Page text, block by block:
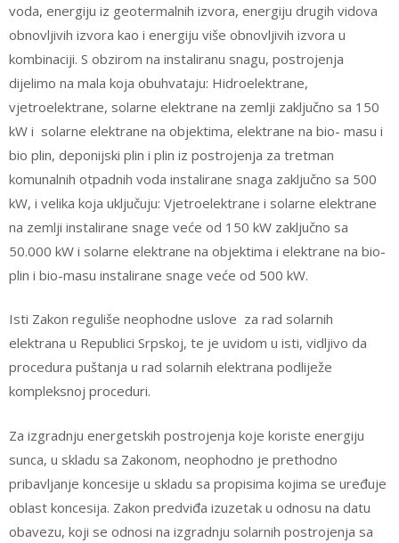
voda, energiju iz geotermalnih izvora, energiju drugih vidova
obnovljivih izvora kao i energiju više obnovljivih izvora u
kombinaciji. S obzirom na instaliranu snagu, postrojenja
dijelimo na mala koja obuhvataju: Hidroelektrane,
vjetroelektrane, solarne elektrane na zemlji zaključno sa 150
kW i solarne elektrane na objektima, elektrane na bio- masu i
bio plin, deponijski plin i plin iz postrojenja za tretman
komunalnih otpadnih voda instalirane snaga zaključno sa 500
kW, i velika koja uključuju: Vjetroelektrane i solarne elektrane
na zemlji instalirane snage veće od 150 kW zaključno sa
50.000 kW i solarne elektrane na objektima i elektrane na bio-
plin i bio-masu instalirane snage veće od 500 kW.
Isti Zakon reguliše neophodne uslove za rad solarnih
elektrana u Republici Srpskoj, te je uvidom u isti, vidljivo da
procedura puštanja u rad solarnih elektrana podliježe
kompleksnoj proceduri.
Za izgradnju energetskih postrojenja koje koriste energiju
sunca, u skladu sa Zakonom, neophodno je prethodno
pribavljanje koncesije u skladu sa propisima kojima se uređuje
oblast koncesija. Zakon predviđa izuzetak u odnosu na datu
obavezu, koji se odnosi na izgradnju solarnih postrojenja sa